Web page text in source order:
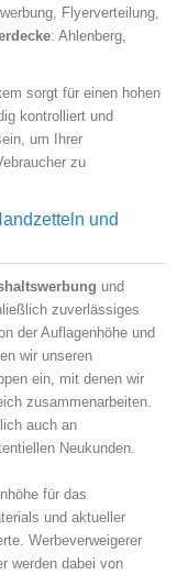
Flyerverteilung,
: Ahlenberg,
sorgt für einen hohen
kontrolliert und
um Ihrer
zu
und
und
zuverlässiges
der Auflagenhöhe und
wir unseren
ein, mit denen wir
zusammenarbeiten.
auch an
Neukunden.
für das
und aktueller
Werbeverweigerer
werden dabei von